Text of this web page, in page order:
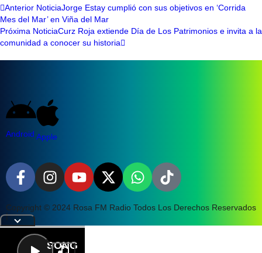
Anterior NoticiaJorge Estay cumplió con sus objetivos en ‘Corrida
Mes del Mar’ en Viña del Mar
Próxima NoticiaCurz Roja extiende Día de Los Patrimonios e invita a la
comunidad a conocer su historia
Android Apple
Copyright © 2024 Rosa FM Radio Todos Los Derechos Reservados
|
SONG
Letra